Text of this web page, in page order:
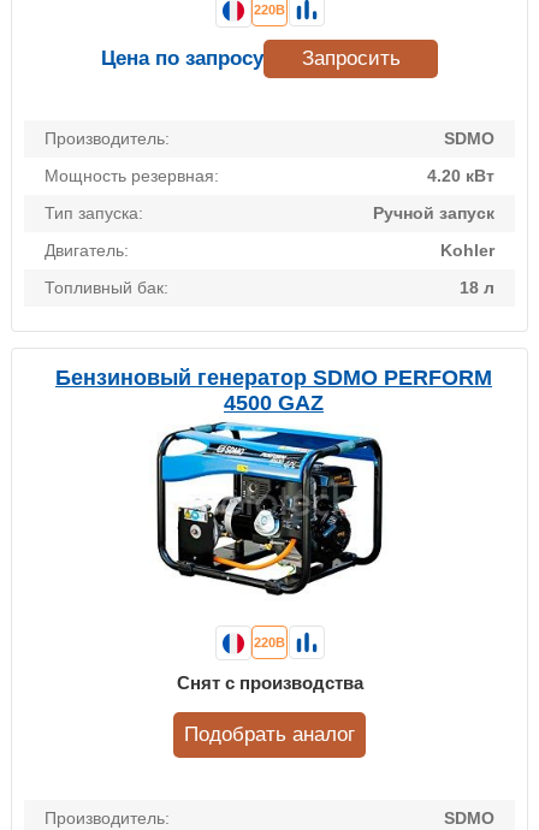
Производитель:
SDMO
Мощность резервная:
4.20 кВт
Тип запуска:
Ручной запуск
Двигатель:
Kohler
Топливный бак:
18 л
220В
Цена по запросу Запросить
Бензиновый генератор SDMO PERFORM
4500 GAZ
Производитель:
SDMO
220В
Снят с производства
Подобрать аналог